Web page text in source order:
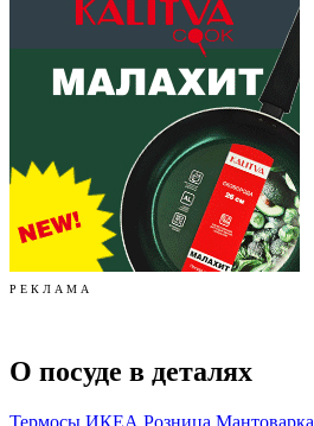
Р Е К Л А М А
О посуде в деталях
Термосы ИКЕА Розница Мантоварка